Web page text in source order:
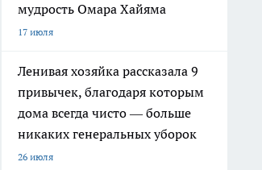
мудрость Омара Хайяма
17 июля
Ленивая хозяйка рассказала 9
привычек, благодаря которым
дома всегда чисто — больше
никаких генеральных уборок
26 июля